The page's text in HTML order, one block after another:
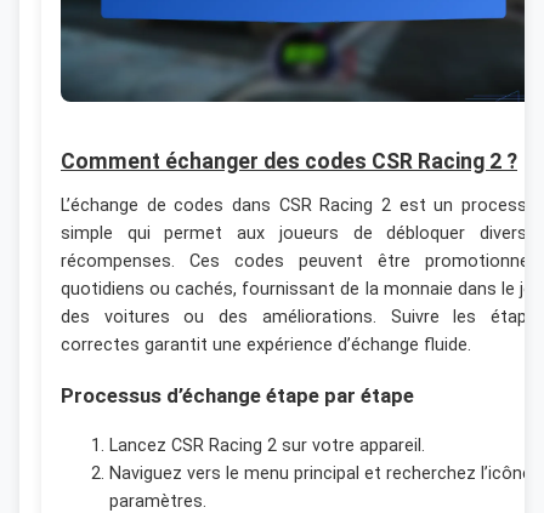
Comment échanger des codes CSR Racing 2 ?
L’échange de codes dans CSR Racing 2 est un
simple qui permet aux joueurs de débloquer
récompenses. Ces codes peuvent être
quotidiens ou cachés, fournissant de la monnaie dans le
des voitures ou des améliorations. Suivre les
correctes garantit une expérience d’échange fluide.
Processus d’échange étape par étape
Lancez CSR Racing 2 sur votre appareil.
Naviguez vers le menu principal et recherchez l’icône
paramètres.